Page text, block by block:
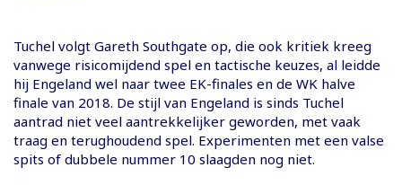
Tuchel volgt Gareth Southgate op, die ook kritiek kreeg
vanwege risicomijdend spel en tactische keuzes, al leidde
hij Engeland wel naar twee EK-finales en de WK halve
finale van 2018. De stijl van Engeland is sinds Tuchel
aantrad niet veel aantrekkelijker geworden, met vaak
traag en terughoudend spel. Experimenten met een valse
spits of dubbele nummer 10 slaagden nog niet.